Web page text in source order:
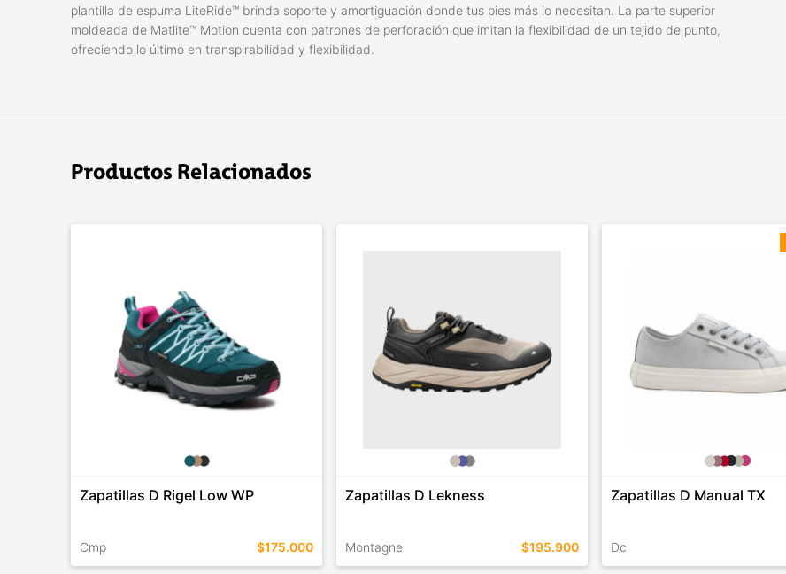
plantilla de espuma LiteRide™ brinda soporte y amortiguación donde tus pies más lo necesitan. La parte superior
moldeada de Matlite™ Motion cuenta con patrones de perforación que imitan la flexibilidad de un tejido de punto,
ofreciendo lo último en transpirabilidad y flexibilidad.
Productos Relacionados
Zapatillas D Rigel Low WP
Cmp $175.000
Zapatillas D Lekness
Montagne $195.900
Zapatillas D Manual TX
Dc